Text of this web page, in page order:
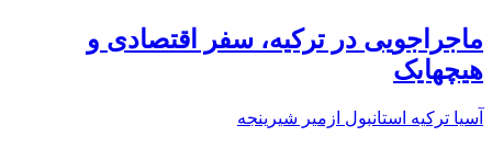
ماجراجویی در ترکیه، سفر اقتصادی و
هیچهایک
آسیا ترکیه استانبول ازمیر شیرینجه